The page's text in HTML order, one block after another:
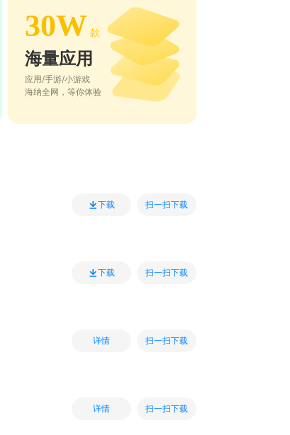
30W 款
海量应用
应用/手游/小游戏
海纳全网，等你体验
下载 扫一扫下载
下载 扫一扫下载
详情 扫一扫下载
详情 扫一扫下载